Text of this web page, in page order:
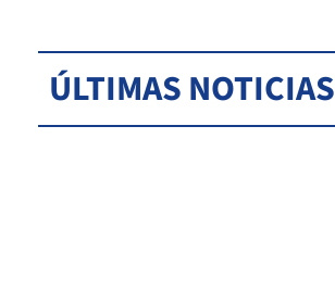
ÚLTIMAS NOTICIAS